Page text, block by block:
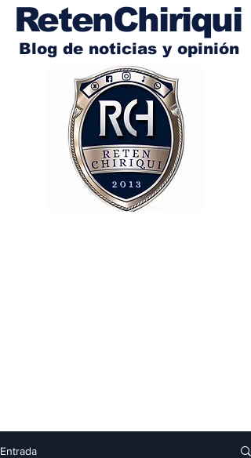
RetenChiriqui
Blog de noticias y opinión
Entrada